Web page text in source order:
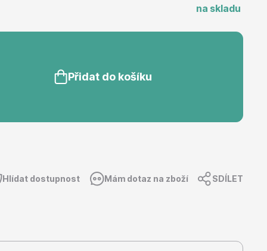
na skladu
Přidat do košíku
Hlídat dostupnost Mám dotaz na zboží SDÍLET